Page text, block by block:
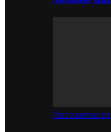
Автозапчасти